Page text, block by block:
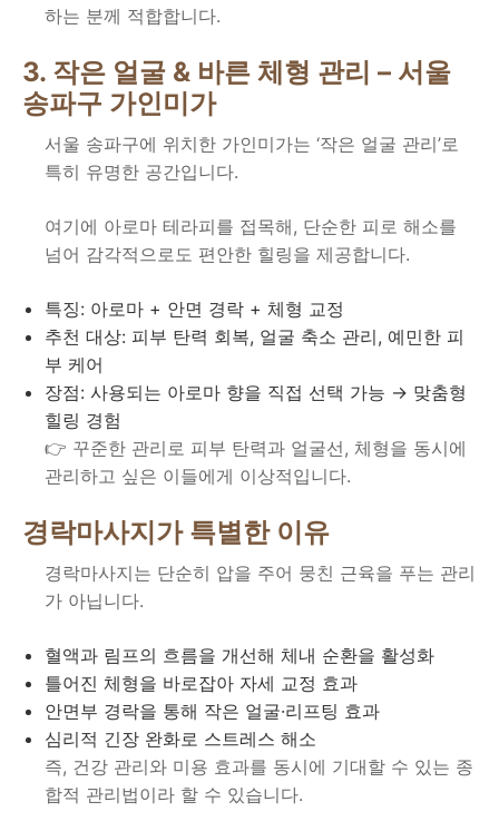
하는 분께 적합합니다.
3. 작은 얼굴 & 바른 체형 관리 – 서울
송파구 가인미가
서울 송파구에 위치한 가인미가는 ‘작은 얼굴 관리’로
특히 유명한 공간입니다.
여기에 아로마 테라피를 접목해, 단순한 피로 해소를
넘어 감각적으로도 편안한 힐링을 제공합니다.
특징: 아로마 + 안면 경락 + 체형 교정
추천 대상: 피부 탄력 회복, 얼굴 축소 관리, 예민한 피
부 케어
장점: 사용되는 아로마 향을 직접 선택 가능 → 맞춤형
힐링 경험
👉 꾸준한 관리로 피부 탄력과 얼굴선, 체형을 동시에
관리하고 싶은 이들에게 이상적입니다.
경락마사지가 특별한 이유
경락마사지는 단순히 압을 주어 뭉친 근육을 푸는 관리
가 아닙니다.
혈액과 림프의 흐름을 개선해 체내 순환을 활성화
틀어진 체형을 바로잡아 자세 교정 효과
안면부 경락을 통해 작은 얼굴·리프팅 효과
심리적 긴장 완화로 스트레스 해소
즉, 건강 관리와 미용 효과를 동시에 기대할 수 있는 종
합적 관리법이라 할 수 있습니다.